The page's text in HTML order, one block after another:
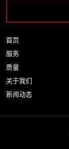
首页
服务
质量
关于我们
新闻动态